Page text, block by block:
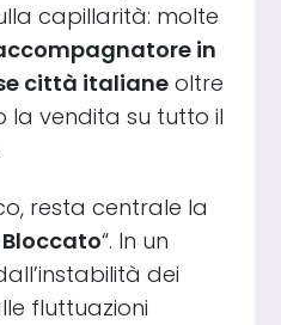
capillarità: molte
in
città italiane oltre
la vendita su tutto il
resta centrale la
Bloccato“. In un
dei
fluttuazioni